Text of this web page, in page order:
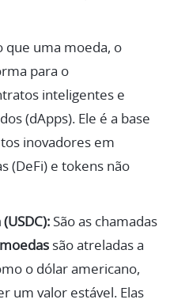
que uma moeda, o
para o
inteligentes e
(dApps). Ele é a base
inovadores em
(DeFi) e tokens não
São as chamadas
são atreladas a
o dólar americano,
um valor estável. Elas